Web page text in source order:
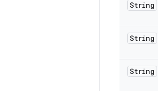
String
String
String